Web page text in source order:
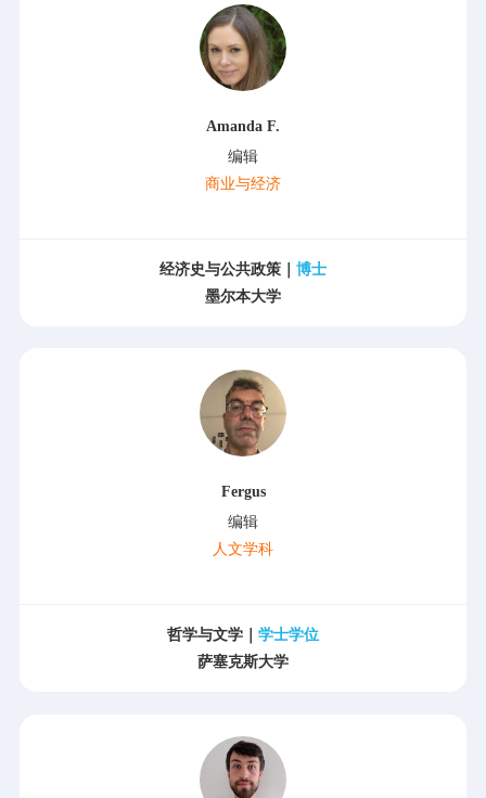
Amanda F.
编辑
商业与经济
经济史与公共政策｜ 博士
墨尔本大学
Fergus
编辑
人文学科
哲学与文学｜ 学士学位
萨塞克斯大学